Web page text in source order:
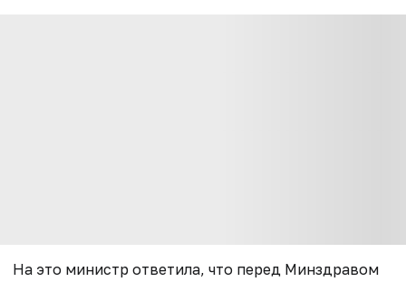
На это министр ответила, что перед Минздравом